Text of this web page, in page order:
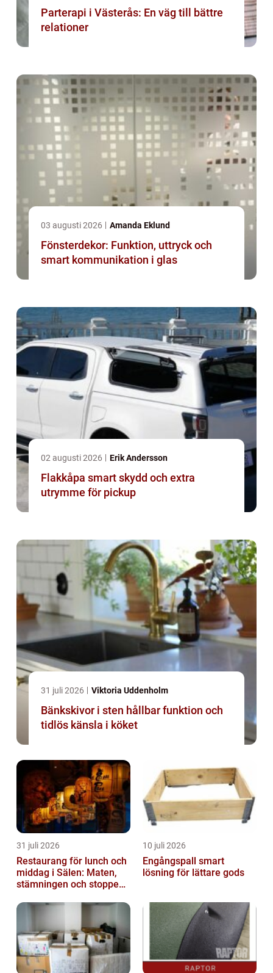
Parterapi i Västerås: En väg till bättre
relationer
03 augusti 2026 Amanda Eklund
Fönsterdekor: Funktion, uttryck och
smart kommunikation i glas
02 augusti 2026 Erik Andersson
Flakkåpa smart skydd och extra
utrymme för pickup
31 juli 2026 Viktoria Uddenholm
Bänkskivor i sten hållbar funktion och
tidlös känsla i köket
31 juli 2026
Restaurang för lunch och
middag i Sälen: Maten,
stämningen och stoppen
10 juli 2026
Engångspall smart
lösning för lättare gods